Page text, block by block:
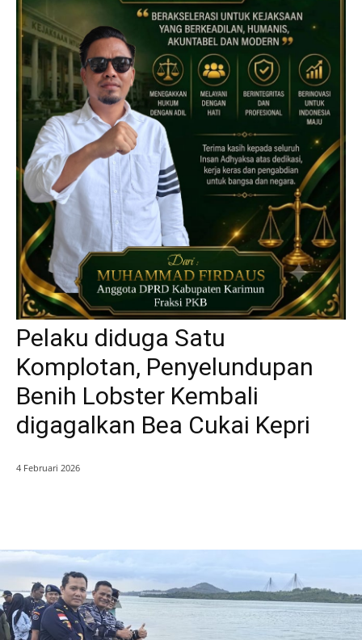
Pelaku diduga Satu
Komplotan, Penyelundupan
Benih Lobster Kembali
digagalkan Bea Cukai Kepri
4 Februari 2026